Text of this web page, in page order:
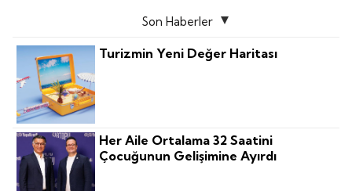
Son Haberler
Turizmin Yeni Değer Haritası
Her Aile Ortalama 32 Saatini
Çocuğunun Gelişimine Ayırdı